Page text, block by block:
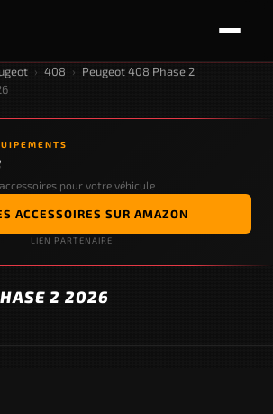
› 408 › Peugeot 408 Phase 2
pour votre véhicule
ACCESSOIRES SUR AMAZON
LIEN PARTENAIRE
2 2026